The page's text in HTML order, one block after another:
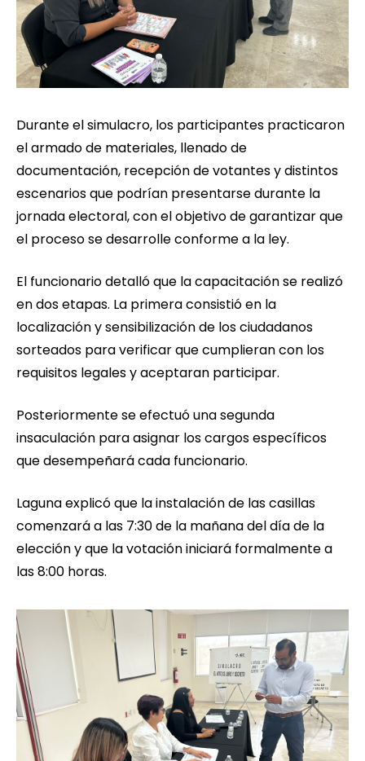
Durante el simulacro, los participantes practicaron
el armado de materiales, llenado de
documentación, recepción de votantes y distintos
escenarios que podrían presentarse durante la
jornada electoral, con el objetivo de garantizar que
el proceso se desarrolle conforme a la ley.
El funcionario detalló que la capacitación se realizó
en dos etapas. La primera consistió en la
localización y sensibilización de los ciudadanos
sorteados para verificar que cumplieran con los
requisitos legales y aceptaran participar.
Posteriormente se efectuó una segunda
insaculación para asignar los cargos específicos
que desempeñará cada funcionario.
Laguna explicó que la instalación de las casillas
comenzará a las 7:30 de la mañana del día de la
elección y que la votación iniciará formalmente a
las 8:00 horas.